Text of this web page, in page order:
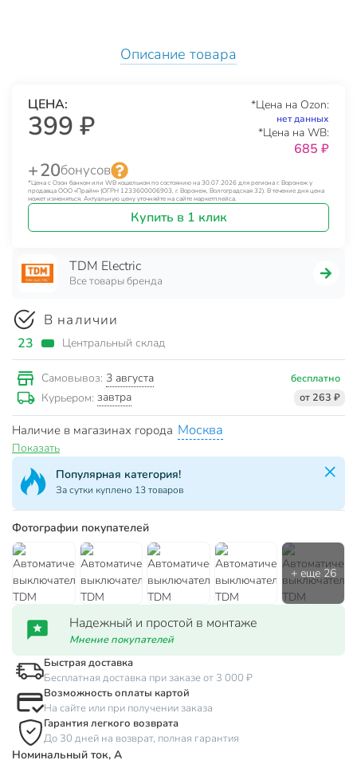
Описание товара
ЦЕНА:
399 ₽
*Цена на Ozon:
нет данных
*Цена на WB:
685 ₽
+ 20бонусов
*Цена с Озон банком или WB кошельком по состоянию на 30.07.2026 для региона г. Воронеж у
продавца ООО «Прайм» (ОГРН 1233600006903, г. Воронеж, Волгоградская 32). В течение дня цена
может изменяться. Актуальную цену уточняйте на сайте маркетплейса.
Купить в 1 клик
TDM Electric
Все товары бренда
В наличии
23 Центральный склад
Самовывоз: 3 августа бесплатно
Курьером: завтра от 263 ₽
Наличие в магазинах города Москва
Показать
Популярная категория!
За сутки куплено 13 товаров
Фотографии покупателей
Надежный и простой в монтаже
Мнение покупателей
Быстрая доставка
Бесплатная доставка при заказе от 3 000 ₽
Возможность оплаты картой
На сайте или при получении заказа
Гарантия легкого возврата
До 30 дней на возврат, полная гарантия
Номинальный ток, А